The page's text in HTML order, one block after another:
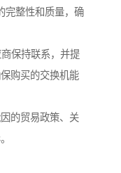
完整性和质量，确
保持联系，并提
购买的交换机能
的贸易政策、关